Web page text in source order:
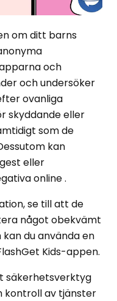
om ditt barns
och
och undersöker
ovanliga
skyddande eller
som de
kan
eller
online .
se till att de
något obekvämt
du använda en
Kids-appen.
säkerhetsverktyg
kontroll av tjänster